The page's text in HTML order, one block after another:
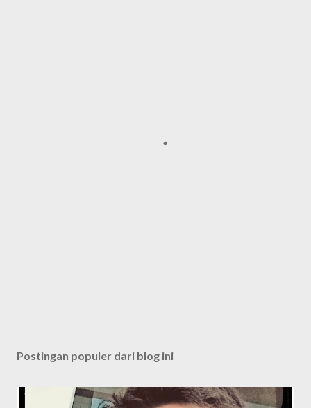
Postingan populer dari blog ini